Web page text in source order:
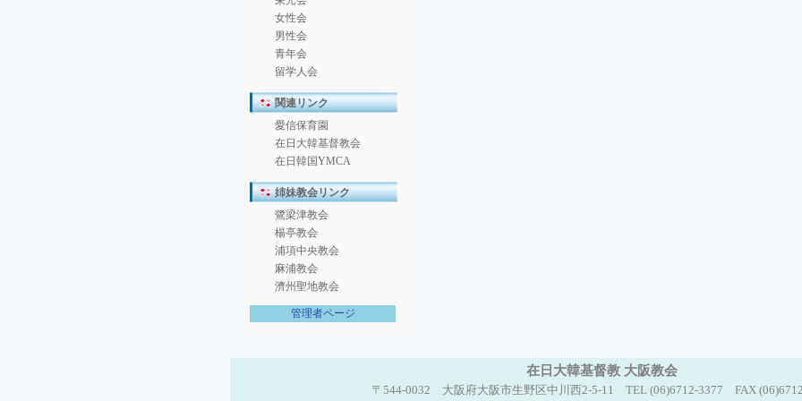
女性会
男性会
青年会
留学人会
関連リンク
愛信保育園
在日大韓基督教会
在日韓国YMCA
姉妹教会リンク
鷺梁津教会
楊亭教会
浦項中央教会
麻浦教会
濟州聖地教会
管理者ページ
在日大韓基督教 大阪教会
〒544-0032 大阪府大阪市生野区中川西2-5-11 TEL (06)6712-3377 FAX